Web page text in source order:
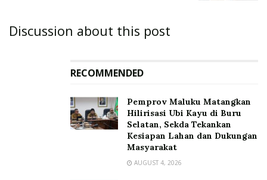
Discussion about this post
RECOMMENDED
‎Pemprov Maluku Matangkan
Hilirisasi Ubi Kayu di Buru
Selatan, Sekda Tekankan
Kesiapan Lahan dan Dukungan
Masyarakat
AUGUST 4, 2026